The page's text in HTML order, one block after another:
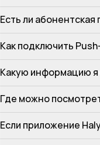
Есть ли
Как подключить
Какую информацию я
Где можно
Если приложение